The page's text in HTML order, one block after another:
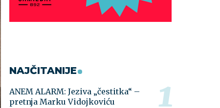
NAJČITANIJE
ANEM ALARM: Jeziva „čestitka“ –
pretnja Marku Vidojkoviću